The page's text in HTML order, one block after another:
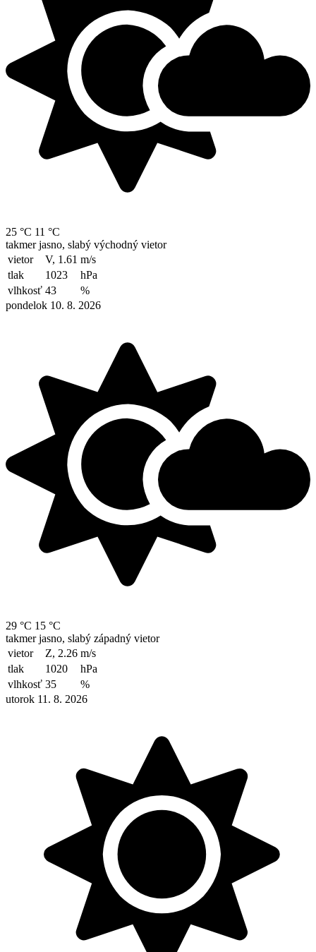
25 °C 11 °C
takmer jasno, slabý východný vietor
vietor
V, 1.61 m/s
tlak
1023
hPa
vlhkosť 43
%
pondelok 10. 8. 2026
29 °C 15 °C
takmer jasno, slabý západný vietor
vietor
Z, 2.26 m/s
tlak
1020
hPa
vlhkosť 35
%
utorok 11. 8. 2026